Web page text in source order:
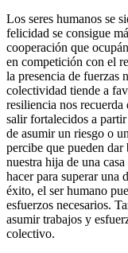
Los seres humanos se
felicidad se consigue
cooperación que
en competición con el
la presencia de fuerzas
colectividad tiende a
resiliencia nos
salir fortalecidos a
de asumir un riesgo o
percibe que pueden
nuestra hija de una
hacer para superar una
éxito, el ser humano
esfuerzos necesarios.
asumir trabajos y
colectivo.